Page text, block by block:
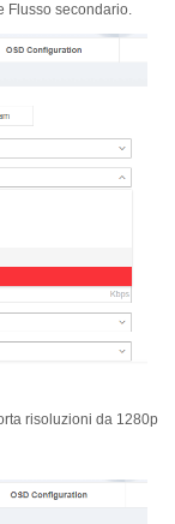
Flusso secondario.
risoluzioni da 1280p